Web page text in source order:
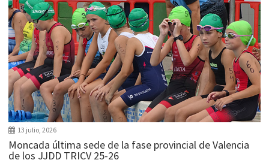
13 julio, 2026
Moncada última sede de la fase provincial de Valencia
de los JJDD TRICV 25-26